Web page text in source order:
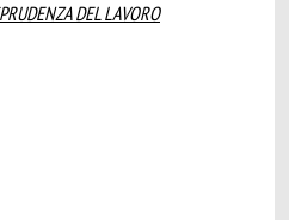
DEL LAVORO